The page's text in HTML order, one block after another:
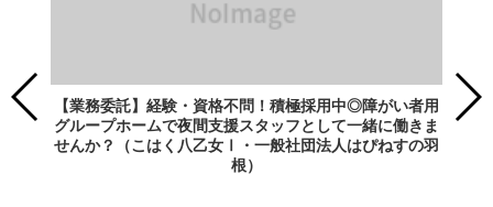
【業務委託】経験・資格不問！積極採用中◎障がい者用
グループホームで夜間支援スタッフとして一緒に働きま
せんか？（こはく八乙女Ⅰ・一般社団法人はぴねすの羽
根）